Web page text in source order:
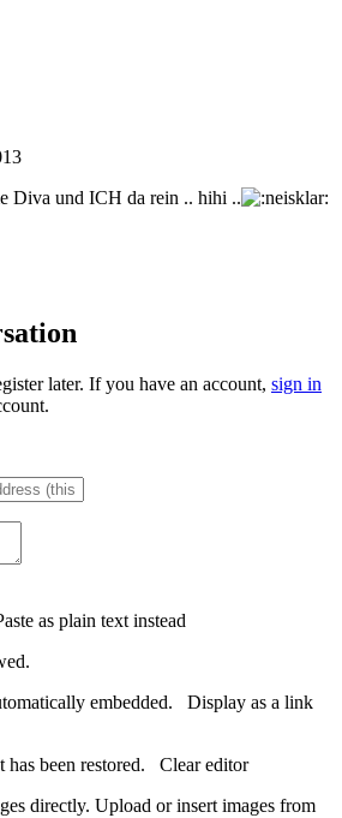
Diva und ICH da rein .. hihi ..
later. If you have an account, sign in
as plain text instead
embedded. Display as a link
has been restored. Clear editor
directly. Upload or insert images from